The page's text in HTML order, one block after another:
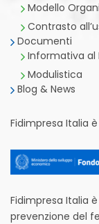
Modello
Contrasto
Documenti
Informativa al
Modulistica
Blog & News
Fidimpresa Italia
Fidimpresa Italia
prevenzione del